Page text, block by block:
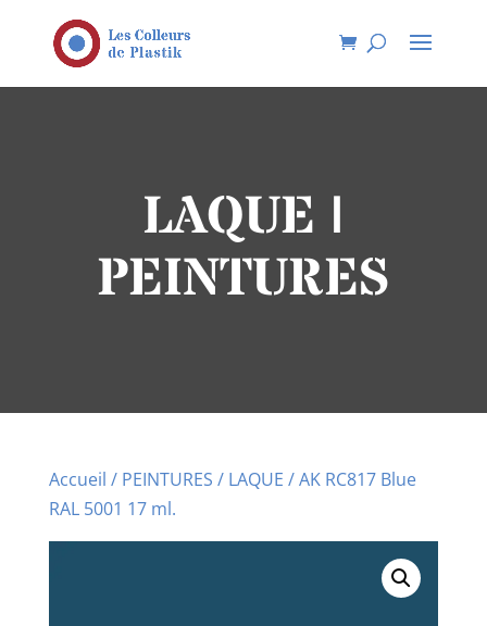
LAQUE |
PEINTURES
Accueil / PEINTURES / LAQUE / AK RC817 Blue
RAL 5001 17 ml.